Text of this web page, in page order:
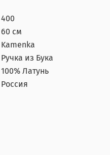
400
60 см
Kamenka
Ручка из Бука
100% Латунь
Россия